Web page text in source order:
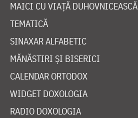
MAICI CU VIAȚĂ DUHOVNICEASCĂ
TEMATICĂ
SINAXAR ALFABETIC
MĂNĂSTIRI ȘI BISERICI
CALENDAR ORTODOX
WIDGET DOXOLOGIA
RADIO DOXOLOGIA